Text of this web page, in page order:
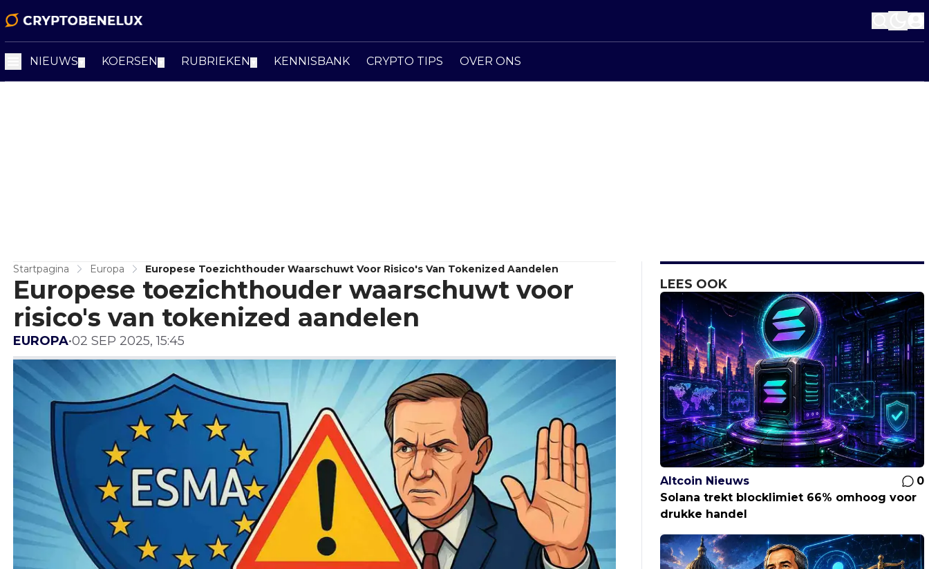
NIEUWS KOERSEN RUBRIEKEN KENNISBANK CRYPTO TIPS OVER ONS
Startpagina Europa Europese Toezichthouder Waarschuwt Voor Risico's Van Tokenized Aandelen
Europese toezichthouder waarschuwt voor
risico's van tokenized aandelen
EUROPA•02 SEP 2025, 15:45
LEES OOK
Altcoin Nieuws
0
Solana trekt blocklimiet 66% omhoog voor
drukke handel